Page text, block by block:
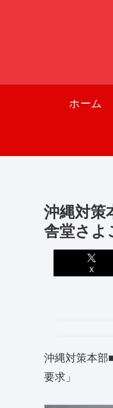
ホーム
沖縄対策
舎堂さよ
X
沖縄対策本部
要求」